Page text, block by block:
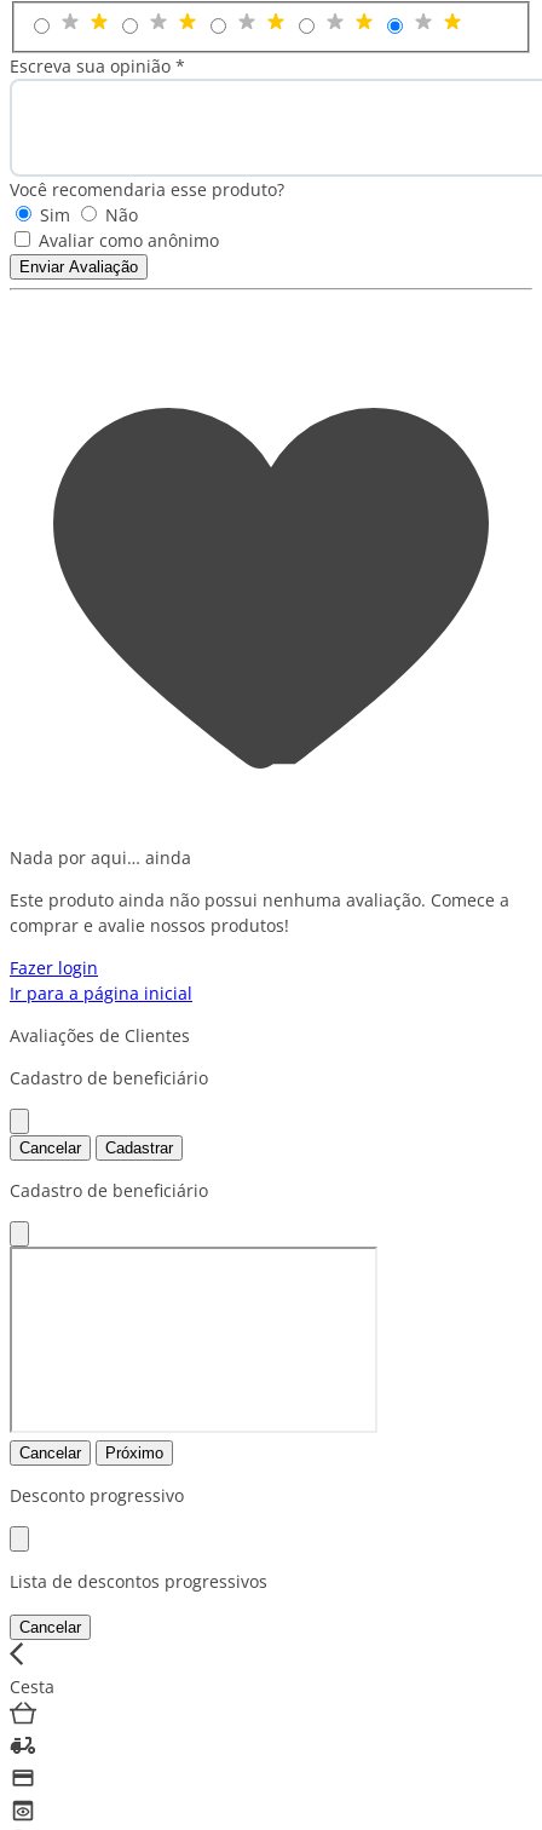
Escreva sua opinião *
Você recomendaria esse produto?
Sim
Não
Avaliar como anônimo
Enviar Avaliação
Nada por aqui… ainda
Este produto ainda não possui nenhuma avaliação. Comece a
comprar e avalie nossos produtos!
Fazer login
Ir para a página inicial
Avaliações de Clientes
Cadastro de beneficiário
Cancelar Cadastrar
Cadastro de beneficiário
Cancelar Próximo
Desconto progressivo
Lista de descontos progressivos
Cancelar
Cesta